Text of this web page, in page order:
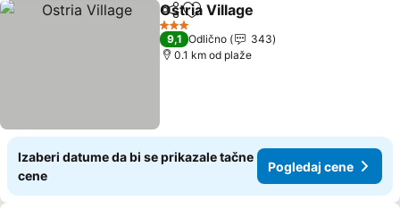
Deli Dodati u favorite
Ostria Village
3 Zvezdice
9,1 Odlično
343
0.1 km od plaže
Izaberi datume da bi se prikazale tačne
cene
Pogledaj cene